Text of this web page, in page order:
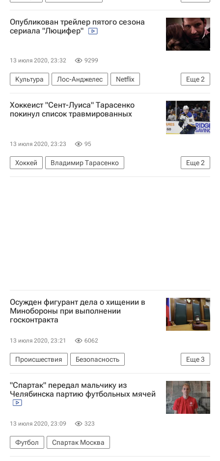
Беспорядки в США из-за убийства афроамериканца
Джордж Флойд
Опубликован трейлер пятого сезона
сериала "Люцифер"
13 июля 2020, 23:32 9299
Еще2
Культура Лос-Анджелес
Netflix
Новости культуры
Кино
Хоккеист "Сент-Луиса" Тарасенко
покинул список травмированных
13 июля 2020, 23:23 95
Еще2
Хоккей
Владимир Тарасенко
Национальная хоккейная лига (НХЛ)
Осужден фигурант дела о хищении в
Минобороны при выполнении
госконтракта
13 июля 2020, 23:21 6062
Еще3
Происшествия
Безопасность
Санкт-Петербург
Адмиралтейские верфи
Россия
"Спартак" передал мальчику из
Челябинска партию футбольных мячей
13 июля 2020, 23:09 323
Футбол Спартак Москва